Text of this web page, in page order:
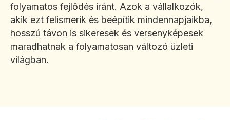
folyamatos fejlődés iránt. Azok a vállalkozók,
akik ezt felismerik és beépítik mindennapjaikba,
hosszú távon is sikeresek és versenyképesek
maradhatnak a folyamatosan változó üzleti
világban.